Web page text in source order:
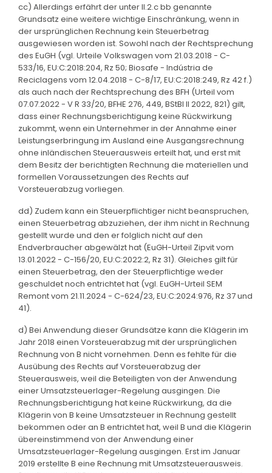
cc) Allerdings erfährt der unter II.2.c bb genannte
Grundsatz eine weitere wichtige Einschränkung, wenn in
der ursprünglichen Rechnung kein Steuerbetrag
ausgewiesen worden ist. Sowohl nach der Rechtsprechung
des EuGH (vgl. Urteile Volkswagen vom 21.03.2018 - C-
533/16, EU:C:2018:204, Rz 50; Biosafe - Indústria de
Reciclagens vom 12.04.2018 - C-8/17, EU:C:2018:249, Rz 42 f.)
als auch nach der Rechtsprechung des BFH (Urteil vom
07.07.2022 - V R 33/20, BFHE 276, 449, BStBl II 2022, 821) gilt,
dass einer Rechnungsberichtigung keine Rückwirkung
zukommt, wenn ein Unternehmer in der Annahme einer
Leistungserbringung im Ausland eine Ausgangsrechnung
ohne inländischen Steuerausweis erteilt hat, und erst mit
dem Besitz der berichtigten Rechnung die materiellen und
formellen Voraussetzungen des Rechts auf
Vorsteuerabzug vorliegen.
dd) Zudem kann ein Steuerpflichtiger nicht beanspruchen,
einen Steuerbetrag abzuziehen, der ihm nicht in Rechnung
gestellt wurde und den er folglich nicht auf den
Endverbraucher abgewälzt hat (EuGH-Urteil Zipvit vom
13.01.2022 - C-156/20, EU:C:2022:2, Rz 31). Gleiches gilt für
einen Steuerbetrag, den der Steuerpflichtige weder
geschuldet noch entrichtet hat (vgl. EuGH-Urteil SEM
Remont vom 21.11.2024 - C-624/23, EU:C:2024:976, Rz 37 und
41).
d) Bei Anwendung dieser Grundsätze kann die Klägerin im
Jahr 2018 einen Vorsteuerabzug mit der ursprünglichen
Rechnung von B nicht vornehmen. Denn es fehlte für die
Ausübung des Rechts auf Vorsteuerabzug der
Steuerausweis, weil die Beteiligten von der Anwendung
einer Umsatzsteuerlager-Regelung ausgingen. Die
Rechnungsberichtigung hat keine Rückwirkung, da die
Klägerin von B keine Umsatzsteuer in Rechnung gestellt
bekommen oder an B entrichtet hat, weil B und die Klägerin
übereinstimmend von der Anwendung einer
Umsatzsteuerlager-Regelung ausgingen. Erst im Januar
2019 erstellte B eine Rechnung mit Umsatzsteuerausweis.